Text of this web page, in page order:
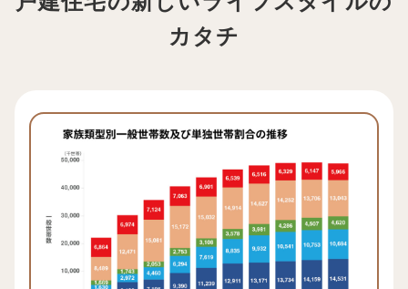
カタチ